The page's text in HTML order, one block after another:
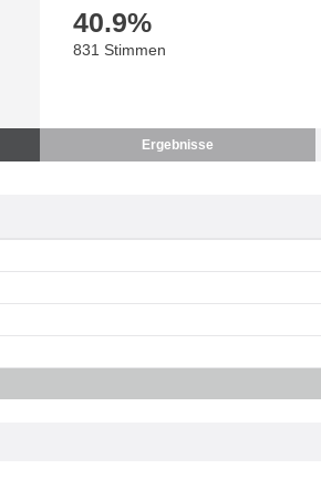
40.9%
831 Stimmen
Ergebnisse